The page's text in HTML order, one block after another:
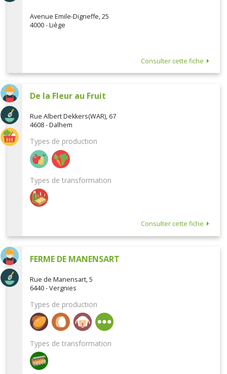
Avenue Emile-Digneffe, 25
4000 - Liège
Consulter cette fiche
De la Fleur au Fruit
Rue Albert Dekkers(WAR), 67
4608 - Dalhem
Types de production
Types de transformation
Consulter cette fiche
FERME DE MANENSART
Rue de Manensart, 5
6440 - Vergnies
Types de production
Types de transformation